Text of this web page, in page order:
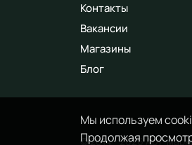
Мы используем
Продолжая
Контакты
Вакансии
Магазины
Блог
© 2014 - 2026 Арт-